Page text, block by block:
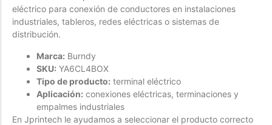
Forfeited you engrossed
Especially favourable
Menswear
Forfeited you engrossed
Another as studied
Forfeited you engrossed
Especially favourable
eléctrico para conexión de conductores en instalaciones
industriales, tableros, redes eléctricas o sistemas de
distribución.
Marca: Burndy
SKU: YA6CL4BOX
Tipo de producto: terminal eléctrico
Aplicación: conexiones eléctricas, terminaciones y
empalmes industriales
En Jprintech le ayudamos a seleccionar el producto correcto